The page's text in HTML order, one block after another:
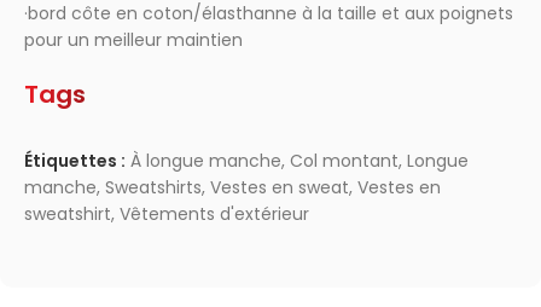
·bord côte en coton/élasthanne à la taille et aux poignets
pour un meilleur maintien
Tags
Étiquettes : À longue manche, Col montant, Longue
manche, Sweatshirts, Vestes en sweat, Vestes en
sweatshirt, Vêtements d'extérieur